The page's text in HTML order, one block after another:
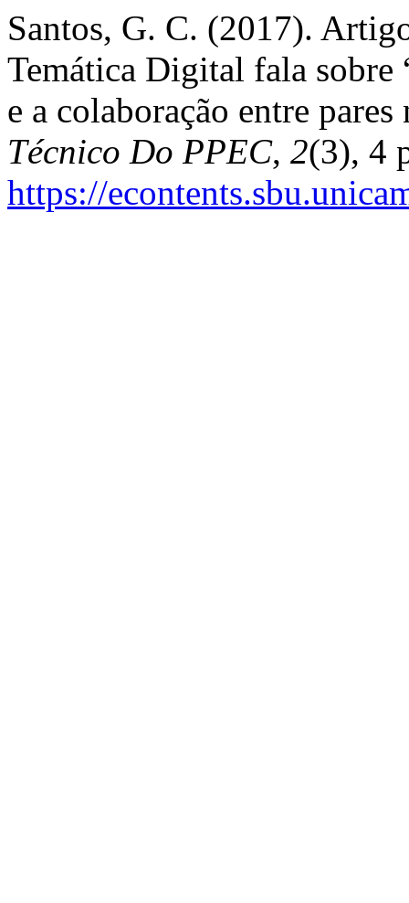
Santos, G. C. (2017).
Temática Digital fala sobre
e a colaboração entre
Técnico Do PPEC, 2(3), 4
https://